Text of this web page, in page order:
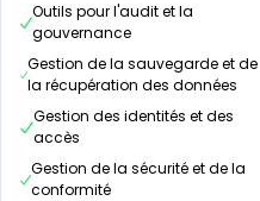
Outils pour l'audit et la
gouvernance
Gestion de la sauvegarde et de
la récupération des données
Gestion des identités et des
accès
Gestion de la sécurité et de la
conformité